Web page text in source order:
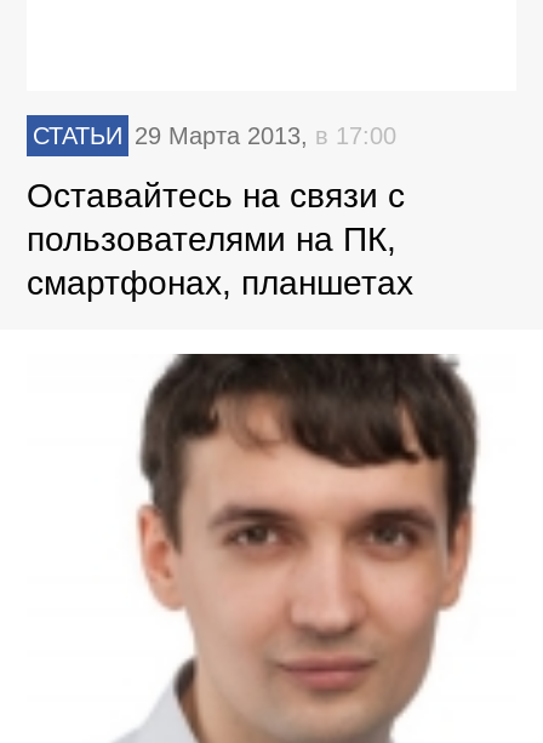
СТАТЬИ 29 Марта 2013, в 17:00
Оставайтесь на связи с
пользователями на ПК,
смартфонах, планшетах